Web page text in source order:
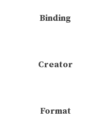
Binding
Creator
Format